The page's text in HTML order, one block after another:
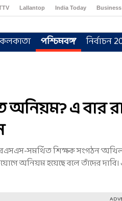
Lallantop India Today Business
কলকাতা পশ্চিমবঙ্গ নির্বাচন
এ বার
সমর্থিত শিক্ষক সংগঠন ‘অখিল
অনিয়ম হয়েছে বলে তাঁদের